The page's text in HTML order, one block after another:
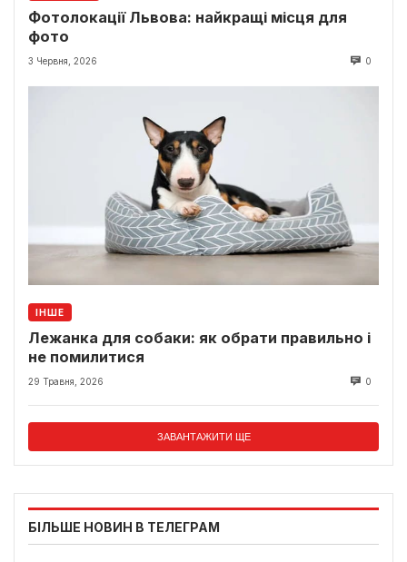
Фотолокації Львова: найкращі місця для
фото
3 Червня, 2026 0
ІНШЕ
Лежанка для собаки: як обрати правильно і
не помилитися
29 Травня, 2026 0
ЗАВАНТАЖИТИ ЩЕ
БІЛЬШЕ НОВИН В ТЕЛЕГРАМ